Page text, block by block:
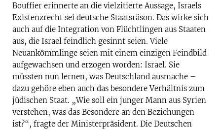
Bouffier erinnerte an die vielzitierte Aussage, Israels
Existenzrecht sei deutsche Staatsräson. Das wirke sich
auch auf die Integration von Flüchtlingen aus Staaten
aus, die Israel feindlich gesinnt seien. Viele
Neuankömmlinge seien mit einem einzigen Feindbild
aufgewachsen und erzogen worden: Israel. Sie
müssten nun lernen, was Deutschland ausmache –
dazu gehöre eben auch das besondere Verhältnis zum
jüdischen Staat. „Wie soll ein junger Mann aus Syrien
verstehen, was das Besondere an den Beziehungen
ist?“, fragte der Ministerpräsident. Die Deutschen